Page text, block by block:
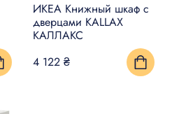
ИКЕА Книжный шкаф с
дверцами KALLAX
КАЛЛАКС
4 122 ₴